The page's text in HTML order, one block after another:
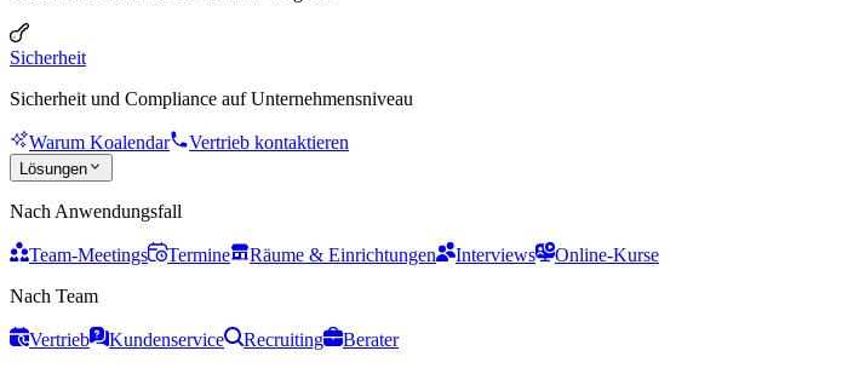
Sicherheit
Sicherheit und Compliance auf Unternehmensniveau
Warum Koalendar Vertrieb kontaktieren
Lösungen
Nach Anwendungsfall
Team-Meetings Termine Räume & Einrichtungen Interviews
Online-Kurse
Nach Team
Vertrieb Kundenservice Recruiting
Berater